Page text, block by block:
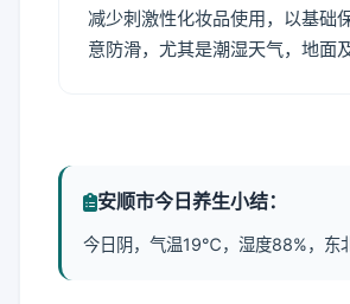
减少刺激性化妆品使用，以基础
意防滑，尤其是潮湿天气，地面
安顺市今日养生小结：
今日阴，气温19℃，湿度88%，东